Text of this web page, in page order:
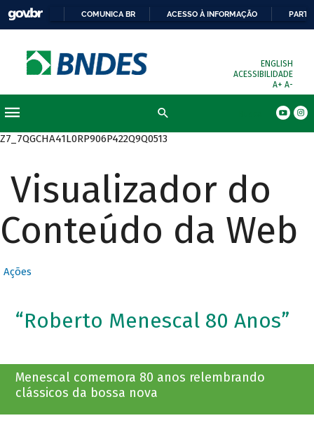
COMUNICA BR ACESSO À INFORMAÇÃO
ENGLISH
ACESSIBILIDADE
A+ A-
Z7_7QGCHA41L0RP906P422Q9Q0513
Visualizador do
Conteúdo da Web
Ações
“Roberto Menescal 80 Anos”
Menescal comemora 80 anos relembrando
clássicos da bossa nova